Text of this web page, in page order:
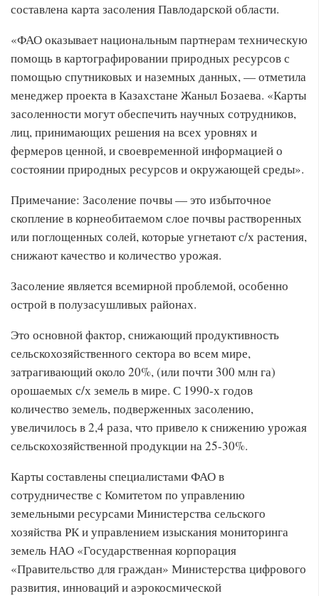
составлена карта засоления Павлодарской области.
«ФАО оказывает национальным партнерам техническую
помощь в картографировании природных ресурсов с
помощью спутниковых и наземных данных, — отметила
менеджер проекта в Казахстане Жаныл Бозаева. «Карты
засоленности могут обеспечить научных сотрудников,
лиц, принимающих решения на всех уровнях и
фермеров ценной, и своевременной информацией о
состоянии природных ресурсов и окружающей среды».
Примечание: Засоление почвы — это избыточное
скопление в корнеобитаемом слое почвы растворенных
или поглощенных солей, которые угнетают с/х растения,
снижают качество и количество урожая.
Засоление является всемирной проблемой, особенно
острой в полузасушливых районах.
Это основной фактор, снижающий продуктивность
сельскохозяйственного сектора во всем мире,
затрагивающий около 20%, (или почти 300 млн га)
орошаемых с/х земель в мире. С 1990-х годов
количество земель, подверженных засолению,
увеличилось в 2,4 раза, что привело к снижению урожая
сельскохозяйственной продукции на 25-30%.
Карты составлены специалистами ФАО в
сотрудничестве с Комитетом по управлению
земельными ресурсами Министерства сельского
хозяйства РК и управлением изыскания мониторинга
земель НАО «Государственная корпорация
«Правительство для граждан» Министерства цифрового
развития, инноваций и аэрокосмической